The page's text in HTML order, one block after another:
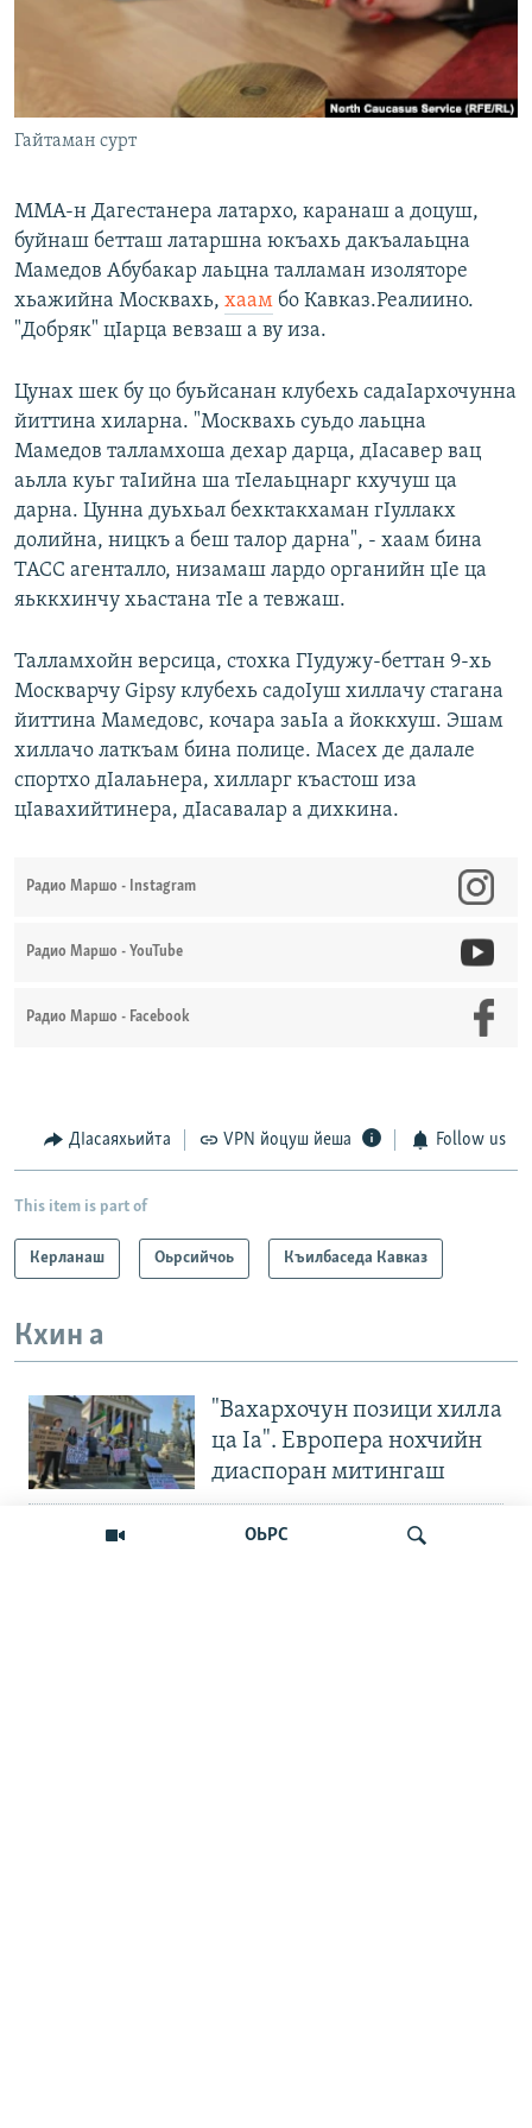
ОЬРС
Гайтаман сурт
ММА-н Дагестанера латархо, каранаш а доцуш,
буйнаш бетташ латаршна юкъахь дакъалаьцна
Мамедов Абубакар лаьцна талламан изоляторе
хьажийна Москвахь, хаам бо Кавказ.Реалиино.
"Добряк" цIарца вевзаш а ву иза.
Цунах шек бу цо буьйсанан клубехь садаIархочунна
йиттина хиларна. "Москвахь суьдо лаьцна
Мамедов талламхоша дехар дарца, дIасавер вац
аьлла куьг таIийна ша тIелаьцнарг кхучуш ца
дарна. Цунна дуьхьал бехктакхаман гIуллакх
долийна, ницкъ а беш талор дарна", - хаам бина
ТАСС агенталло, низамаш лардо органийн цIе ца
яьккхинчу хьастана тIе а тевжаш.
Талламхойн версица, стохка ГIудужу-беттан 9-хь
Москварчу Gipsy клубехь садоIуш хиллачу стагана
йиттина Мамедовс, кочара заьIа а йоккхуш. Эшам
хиллачо латкъам бина полице. Масех де далале
спортхо дIалаьнера, хилларг къастош иза
цIавахийтинера, дIасавалар а дихкина.
Радио Маршо - Instagram
Радио Маршо - YouTube
Радио Маршо - Facebook
ДIасаяхьийта VPN йоцуш йеша Follow us
This item is part of
Керланаш Оьрсийчоь Къилбаседа Кавказ
Кхин а
"Вахархочун позици хилла
ца Iа". Европера нохчийн
диаспоран митингаш
Велла дIаваллалц чохь